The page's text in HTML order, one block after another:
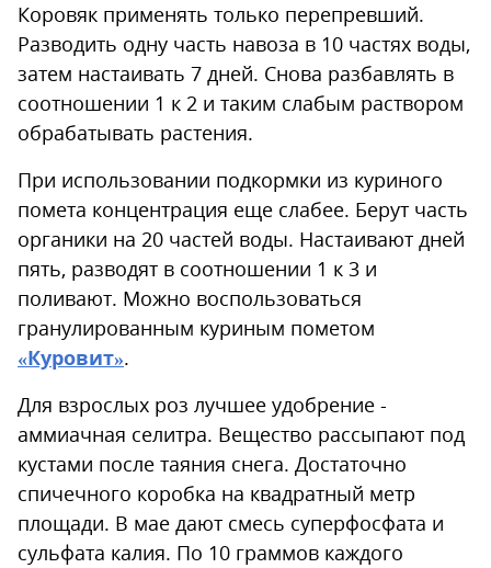
Коровяк применять только перепревший.
Разводить одну часть навоза в 10 частях воды,
затем настаивать 7 дней. Снова разбавлять в
соотношении 1 к 2 и таким слабым раствором
обрабатывать растения.
При использовании подкормки из куриного
помета концентрация еще слабее. Берут часть
органики на 20 частей воды. Настаивают дней
пять, разводят в соотношении 1 к 3 и
поливают. Можно воспользоваться
гранулированным куриным пометом
«Куровит».
Для взрослых роз лучшее удобрение -
аммиачная селитра. Вещество рассыпают под
кустами после таяния снега. Достаточно
спичечного коробка на квадратный метр
площади. В мае дают смесь суперфосфата и
сульфата калия. По 10 граммов каждого